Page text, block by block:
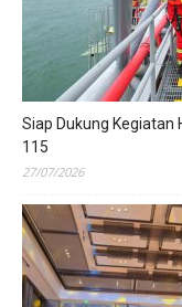
Siap Dukung Kegiatan
115
27/07/2026